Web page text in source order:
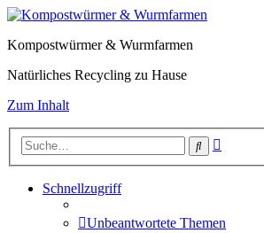
Kompostwürmer & Wurmfarmen
Natürliches Recycling zu Hause
Zum Inhalt
Suche
Schnellzugriff
Unbeantwortete Themen